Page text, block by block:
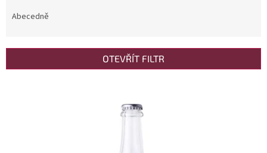
Abecedně
OTEVŘÍT FILTR